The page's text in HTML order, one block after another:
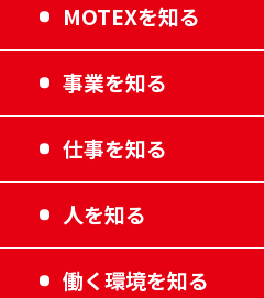
MOTEXを知る
事業を知る
仕事を知る
人を知る
働く環境を知る